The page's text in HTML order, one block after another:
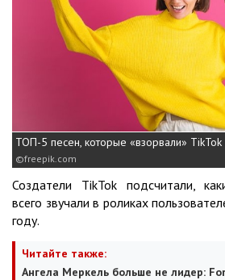
ТОП-5 песен, которые «взорвали»
freepik.com
Создатели TikTok подсчитали,
всего звучали в роликах
году.
Читайте также:
Ангела Меркель больше не лидер: